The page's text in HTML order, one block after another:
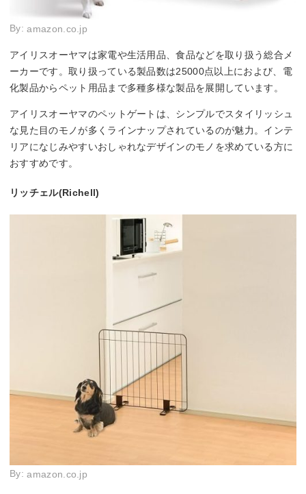
By:amazon.co.jp
アイリスオーヤマは家電や生活用品、食品などを取り扱う総合メ
ーカーです。取り扱っている製品数は25000点以上におよび、電
化製品からペット用品まで多種多様な製品を展開しています。
アイリスオーヤマのペットゲートは、シンプルでスタイリッシュ
な見た目のモノが多くラインナップされているのが魅力。インテ
リアになじみやすいおしゃれなデザインのモノを求めている方に
おすすめです。
リッチェル(Richell)
By:amazon.co.jp